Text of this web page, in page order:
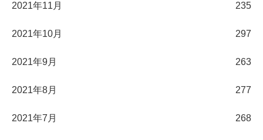
2021年11月 235
2021年10月 297
2021年9月 263
2021年8月 277
2021年7月 268